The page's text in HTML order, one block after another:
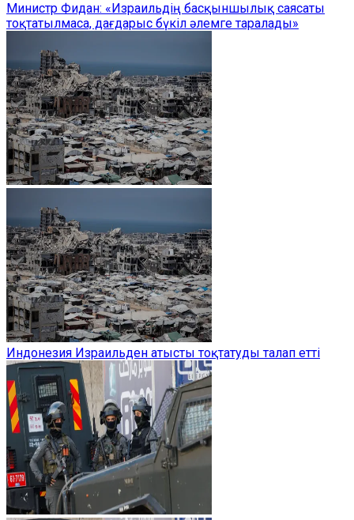
Министр Фидан: «Израильдің басқыншылық саясаты
тоқтатылмаса, дағдарыс бүкіл әлемге таралады»
Индонезия Израильден атысты тоқтатуды талап етті